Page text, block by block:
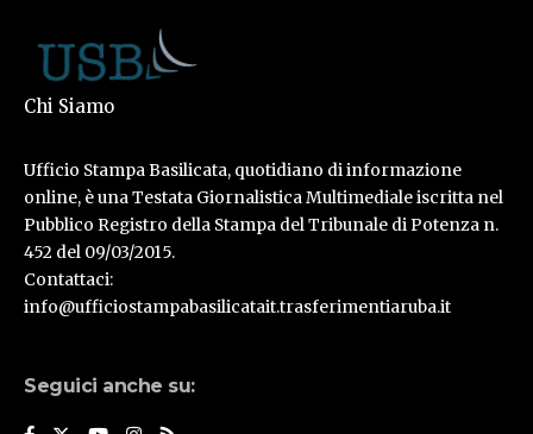
Chi Siamo
Ufficio Stampa Basilicata, quotidiano di informazione
online, è una Testata Giornalistica Multimediale iscritta nel
Pubblico Registro della Stampa del Tribunale di Potenza n.
452 del 09/03/2015.
Contattaci:
info@ufficiostampabasilicatait.trasferimentiaruba.it
Seguici anche su: